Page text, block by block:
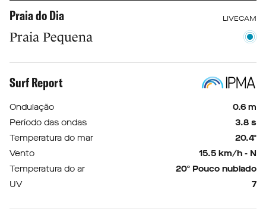
Praia do Dia LIVECAM
Praia Pequena
Surf Report
Ondulação
0.6 m
Período das ondas
3.8 s
Temperatura do mar
20.4º
Vento
15.5 km/h - N
Temperatura do ar
20º Pouco nublado
UV
7